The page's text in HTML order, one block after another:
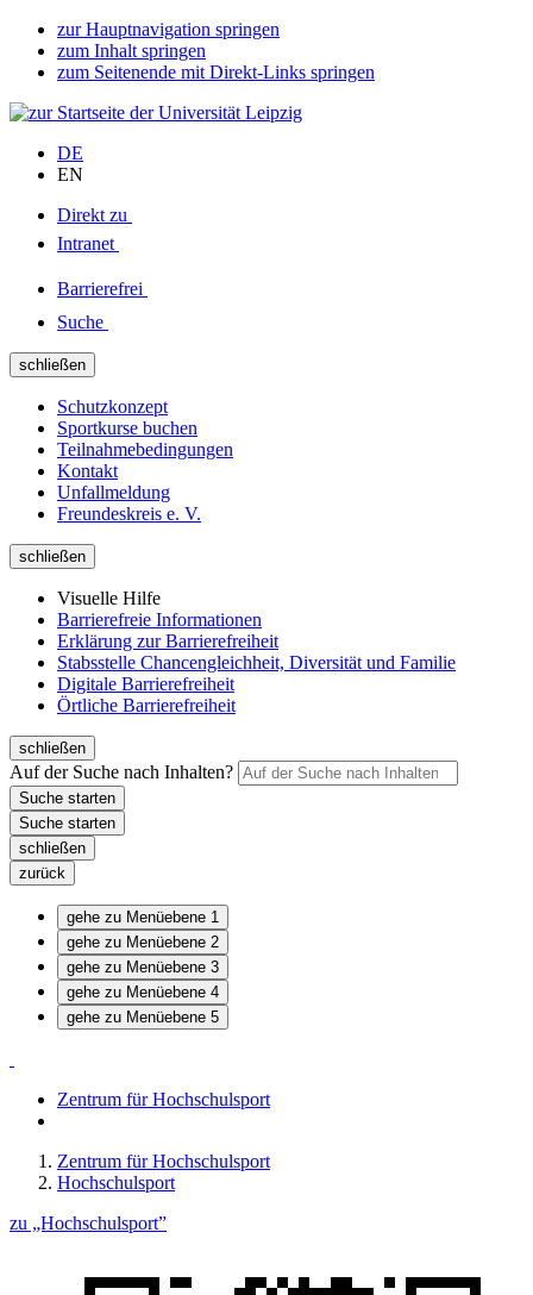
zur Hauptnavigation springen
zum Inhalt springen
zum Seitenende mit Direkt-Links springen
DE
EN
Direkt zu
Intranet
Barrierefrei
Suche
schließen
Schutzkonzept
Sportkurse buchen
Teilnahmebedingungen
Kontakt
Unfallmeldung
Freundeskreis e. V.
schließen
Visuelle Hilfe
Barrierefreie Informationen
Erklärung zur Barrierefreiheit
Stabsstelle Chancengleichheit, Diversität und Familie
Digitale Barrierefreiheit
Örtliche Barrierefreiheit
schließen
Auf der Suche nach Inhalten?
schließen
zurück
gehe zu Menüebene 1
gehe zu Menüebene 2
gehe zu Menüebene 3
gehe zu Menüebene 4
gehe zu Menüebene 5
Zentrum für Hochschulsport
Zentrum für Hochschulsport
Hochschulsport
zu „Hochschulsport”